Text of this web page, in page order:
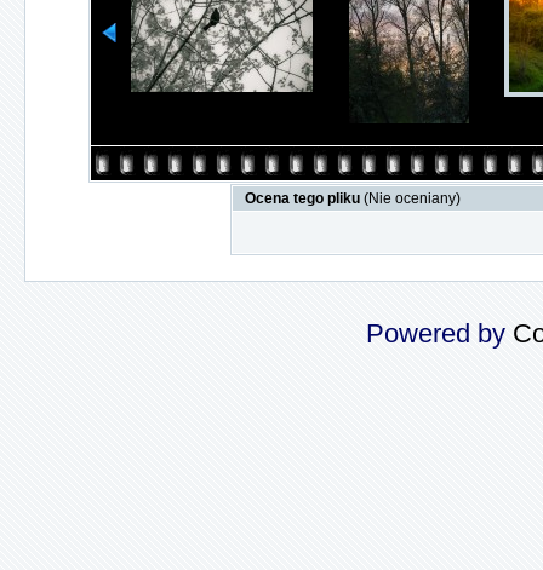
Ocena tego pliku (Nie oceniany)
Powered by